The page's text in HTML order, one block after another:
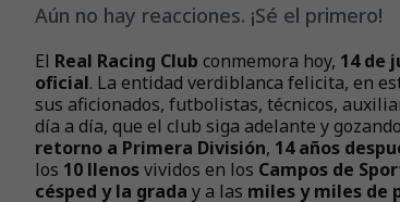
Aún no hay reacciones. ¡Sé el primero!
El Real Racing Club conmemora hoy, 14 de
oficial. La entidad verdiblanca felicita, en
sus aficionados, futbolistas, técnicos,
día a día, que el club siga adelante y
retorno a Primera División, 14 años
los 10 llenosvividos en los Campos de
césped y la grada y a las miles y miles de